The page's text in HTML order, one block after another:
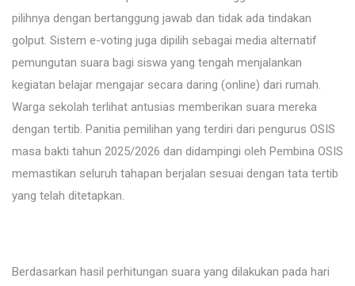
pilihnya dengan bertanggung jawab dan tidak ada tindakan
golput. Sistem e-voting juga dipilih sebagai media alternatif
pemungutan suara bagi siswa yang tengah menjalankan
kegiatan belajar mengajar secara daring (online) dari rumah.
Warga sekolah terlihat antusias memberikan suara mereka
dengan tertib. Panitia pemilihan yang terdiri dari pengurus OSIS
masa bakti tahun 2025/2026 dan didampingi oleh Pembina OSIS
memastikan seluruh tahapan berjalan sesuai dengan tata tertib
yang telah ditetapkan.
Berdasarkan hasil perhitungan suara yang dilakukan pada hari